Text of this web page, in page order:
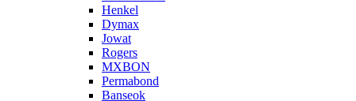
Henkel
Dymax
Jowat
Rogers
MXBON
Permabond
Banseok